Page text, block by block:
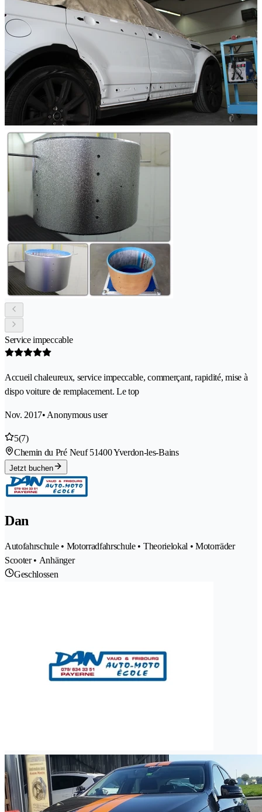
Service impeccable
Accueil chaleureux, service impeccable, commerçant, rapidité, mise à
dispo voiture de remplacement. Le top
Nov. 2017• Anonymous user
5(7)
Chemin du Pré Neuf 51400 Yverdon-les-Bains
Jetzt buchen
Dan
Autofahrschule • Motorradfahrschule • Theorielokal • Motorräder
Scooter • Anhänger
Geschlossen